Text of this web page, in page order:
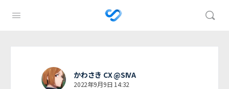
かわさき CX @SIVA
2022年9月9日 14:32